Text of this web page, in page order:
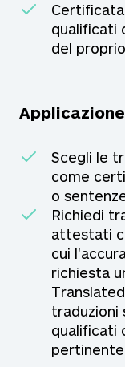
qualificati
del
Scegli le
come
o
Richiedi
attestati
cui
richiesta
traduzioni
qualificati